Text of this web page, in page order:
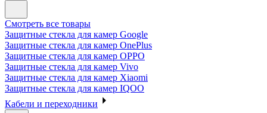
Смотреть все товары
Защитные стекла для камер Google
Защитные стекла для камер OnePlus
Защитные стекла для камер OPPO
Защитные стекла для камер Vivo
Защитные стекла для камер Xiaomi
Защитные стекла для камер IQOO
Кабели и переходники